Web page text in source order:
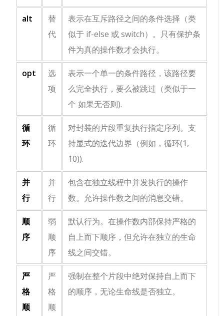
alt
替
代
表示在互斥路径之间的条件选择（类
似于 if-else 或switch）。只有保护条
件为真的操作数才会执行。
opt
选
项
表示一个单一的条件路径，该路径要
么完全执行，要么被跳过（类似于一
个如果无否则).
循
环
循
环
对封装的片段重复执行指定序列。支
持显式的迭代边界（例如，循环(1,
10)).
并
行
并
行
包含在独立线程中并发执行的操作
数。允许操作数之间的消息交错。
顺
序
弱
顺
序
默认行为。在操作数内部保持严格的
自上而下顺序，但允许在独立的生命
线之间交错。
严
格
顺
严
格
顺
强制在整个片段中绝对保持自上而下
的顺序，无论生命线是否独立。